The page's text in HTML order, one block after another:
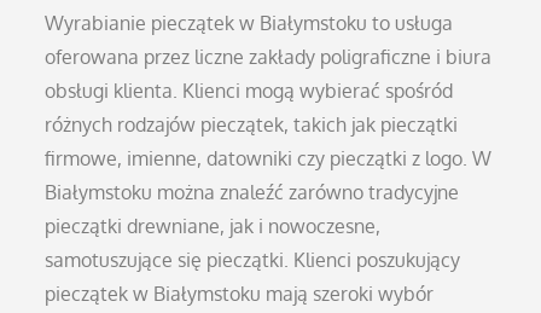
Wyrabianie pieczątek w Białymstoku to usługa
oferowana przez liczne zakłady poligraficzne i biura
obsługi klienta. Klienci mogą wybierać spośród
różnych rodzajów pieczątek, takich jak pieczątki
firmowe, imienne, datowniki czy pieczątki z logo. W
Białymstoku można znaleźć zarówno tradycyjne
pieczątki drewniane, jak i nowoczesne,
samotuszujące się pieczątki. Klienci poszukujący
pieczątek w Białymstoku mają szeroki wybór